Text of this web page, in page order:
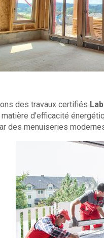
des travaux certifiés
d'efficacité
des menuiseries